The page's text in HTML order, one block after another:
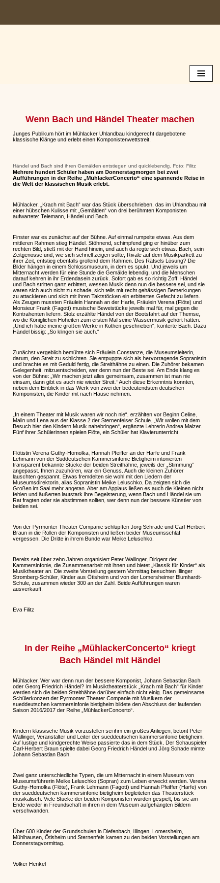
Zum
Wenn Bach und Händel Theater machen
Junges Publikum hört im Mühlacker Uhlandbau kindgerecht dargebotene
klassische Klänge und erlebt einen Komponistenwettstreit.
Händel und Bach sind ihren Gemälden entstiegen und quicklebendig. Foto: Filitz
Mehrere hundert Schüler haben am Donnerstagmorgen bei zwei
Aufführungen in der Reihe „MühlackerConcerto“ eine spannende Reise in
die Welt der klassischen Musik erlebt.
Mühlacker. „Krach mit Bach“ war das Stück überschrieben, das im Uhlandbau mit
einer hübschen Kulisse mit „Gemälden“ von drei berühmten Komponisten
aufwartete: Telemann, Händel und Bach.
Finster war es zunächst auf der Bühne. Auf einmal rumpelte etwas. Aus dem
mittleren Rahmen stieg Händel. Stöhnend, schimpfend ging er hinüber zum
rechten Bild, stieß mit der Hand hinein, und auch da regte sich etwas. Bach, sein
Zeitgenosse und, wie sich schnell zeigen sollte, Rivale auf dem Musikparkett zu
ihrer Zeit, entstieg ebenfalls grollend dem Rahmen. Des Rätsels Lösung? Die
Bilder hängen in einem Schlossmuseum, in dem es spukt. Und jeweils um
Mitternacht werden für eine Stunde die Gemälde lebendig, und die Menschen
darauf kehren in ihr Erdendasein zurück. Sofort gab es so richtig Zoff. Händel
und Bach stritten ganz erbittert, wessen Musik denn nun die bessere sei, und sie
waren sich auch nicht zu schade, sich teils mit recht gehässigen Bemerkungen
zu attackieren und sich mit ihren Taktstöcken ein erbittertes Gefecht zu liefern.
Als Zeugen mussten Fräulein Hannah an der Harfe, Fräulein Verena (Flöte) und
Monsieur Frank (Fagott) musische Beweistücke jeweils mal für, mal gegen die
Kontrahenten liefern. Stolz erzählte Händel von der Bootsfahrt auf der Themse,
wo die Königlichen Hoheiten zum ersten Mal seine Wassermusik gehört hätten.
„Und ich habe meine großen Werke in Köthen geschrieben“, konterte Bach. Dazu
Händel bissig: „So klingen sie auch.“
Zunächst vergeblich bemühte sich Fräulein Constanze, die Museumsleiterin,
darum, den Streit zu schlichten. Sie entpuppte sich als hervorragende Sopranistin
und brachte es mit Geduld fertig, die Streithähne zu einen. Die Zuhörer bekamen
Gelegenheit, mitzuentscheiden, wer denn nun der Beste sei. Am Ende klang es
von der Bühne: „Wir machen jetzt alles gemeinsam, zusammen ist man nie
einsam, dann gibt es auch nie wieder Streit.“ Auch diese Erkenntnis konnten,
neben dem Einblick in das Werk von zwei der bedeutendsten deutschen
Komponisten, die Kinder mit nach Hause nehmen.
„In einem Theater mit Musik waren wir noch nie“, erzählten vor Beginn Celine,
Malin und Lena aus der Klasse 2 der Sternenfelser Schule. „Wir wollen mit dem
Besuch hier den Kindern Musik nahebringen“, ergänzte Lehrerin Andrea Malzer.
Fünf ihrer Schülerinnen spielen Flöte, ein Schüler hat Klavierunterricht.
Flötistin Verena Guthy-Homolka, Hannah Pfeiffer an der Harfe und Frank
Lehmann von der Süddeutschen Kammersinfonie Bietigheim intonierten
transparent bekannte Stücke der beiden Streithähne, jeweils der „Stimmung“
angepasst. Ihnen zuzuhören, war ein Genuss. Auch die kleinen Zuhörer
lauschten gespannt. Etwas fremdelten sie wohl mit den Liedern der
Museumsdirektorin, alias Sopranistin Meike Leluschko. Da zeigten sich die
Großen im Saal mehr angetan. Aber am Applaus ließen es auch die Kleinen nicht
fehlen und äußerten lautstark ihre Begeisterung, wenn Bach und Händel sie um
Rat fragten oder sie abstimmen sollten, wer denn nun der bessere Künstler von
beiden sei.
Von der Pyrmonter Theater Companie schlüpften Jörg Schrade und Carl-Herbert
Braun in die Rollen der Komponisten und ließen beider Museumsschlaf
vergessen. Die Dritte in ihrem Bunde war Meike Leluschko.
Bereits seit über zehn Jahren organisiert Peter Wallinger, Dirigent der
Kammersinfonie, die Zusammenarbeit mit ihnen und bietet „Klassik für Kinder“ als
Musiktheater an. Die zweite Vorstellung gestern Vormittag besuchten Illinger
Stromberg-Schüler, Kinder aus Ötisheim und von der Lomersheimer Blumhardt-
Schule, zusammen wieder 300 an der Zahl. Beide Aufführungen waren
ausverkauft.
Eva Filitz
In der Reihe „MühlackerConcerto“ kriegt
Bach Händel mit Händel
Mühlacker. Wer war denn nun der bessere Komponist, Johann Sebastian Bach
oder Georg Friedrich Händel? Im Musiktheaterstück „Krach mit Bach“ für Kinder
werden sich die beiden Streithähne darüber einfach nicht einig. Das gemeinsame
Schülerkonzert der Pyrmonter Theater Companie mit Musikern der
sueddeutschen kammersinfonie bietigheim bildete den Abschluss der laufenden
Saison 2016/2017 der Reihe „MühlackerConcerto“.
Kindern klassische Musik vorzustellen sei ihm ein großes Anliegen, betont Peter
Wallinger, Veranstalter und Leiter der sueddeutschen kammersinfonie bietigheim.
Auf lustige und kindgerechte Weise passierte das in dem Stück. Der Schauspieler
Carl-Herbert Braun spielte dabei Georg Friedrich Händel und Jörg Schade mimte
Johann Sebastian Bach.
Zwei ganz unterschiedliche Typen, die um Mitternacht in einem Museum von
Museumsführerin Meike Leluschko (Sopran) zum Leben erweckt werden. Verena
Guthy-Homolka (Flöte), Frank Lehmann (Fagott) und Hannah Pfeiffer (Harfe) von
der sueddeutschen kammersinfonie bietigheim begleiteten das Theaterstück
musikalisch. Viele Stücke der beiden Komponisten wurden gespielt, bis sie am
Ende wieder in Freundschaft in ihren in dem Museum aufgehängten Bildern
verschwanden.
Über 600 Kinder der Grundschulen in Diefenbach, Illingen, Lomersheim,
Mühlhausen, Ötisheim und Sternenfels kamen zu den beiden Vorstellungen am
Donnerstagvormittag.
Volker Henkel